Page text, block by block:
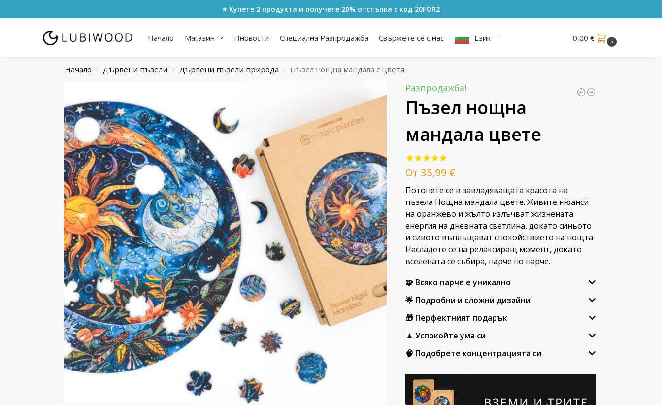
⭐ Купете 2 продукта и получете 20% отстъпка с код 20FOR2
Начало Магазин Нновости Специална Разпродажба Свържете се с нас Език 0,00 € 0
Начало / Дървени пъзели / Дървени пъзели природа / Пъзел нощна мандала с цветя
Разпродажба!
Пъзел нощна
мандала цвете
От 35,99 €
Потопете се в завладяващата красота на
пъзела Нощна мандала цвете. Живите нюанси
на оранжево и жълто излъчват жизнената
енергия на дневната светлина, докато синьото
и сивото въплъщават спокойствието на нощта.
Насладете се на релаксиращ момент, докато
вселената се събира, парче по парче.
🧩 Всяко парче е уникално
🌟 Подробни и сложни дизайни
🎁 Перфектният подарък
🧘 Успокойте ума си
🧠 Подобрете концентрацията си